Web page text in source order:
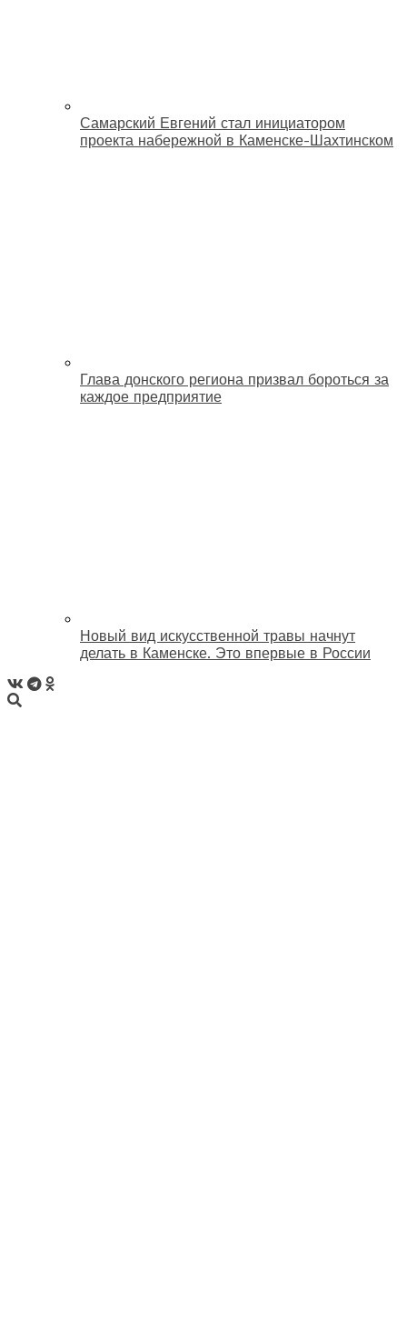
Самарский Евгений стал инициатором
проекта набережной в Каменске-Шахтинском
Глава донского региона призвал бороться за
каждое предприятие
Новый вид искусственной травы начнут
делать в Каменске. Это впервые в России